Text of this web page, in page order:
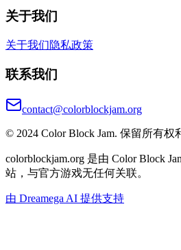
关于我们
关于我们隐私政策
联系我们
contact@colorblockjam.org
© 2024 Color Block Jam. 保留所有权
colorblockjam.org 是由 Color Block
站，与官方游戏无任何关联。
由 Dreamega AI 提供支持